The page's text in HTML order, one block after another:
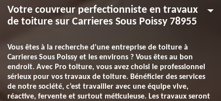
Votre couvreur perfectionniste en travaux
de toiture sur Carrieres Sous Poissy 78955
Vous êtes à la recherche d'une entreprise de toiture à
Carrieres Sous Poissy et les environs ? Vous êtes au bon
endroit. Avec Pro toiture, vous avez choisi le professionnel
sérieux pour vos travaux de toiture. Bénéficier des services
de notre société, c’est travailler avec une équipe vive,
réactive, fervente et surtout méticuleuse. Les travaux seront